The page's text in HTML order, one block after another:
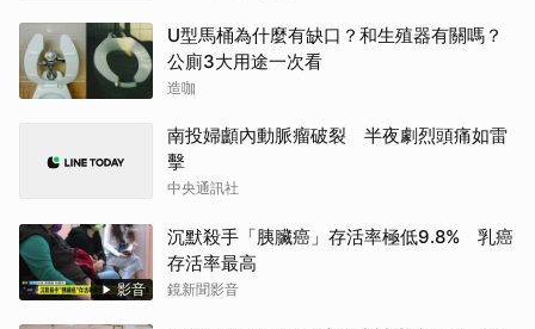
U型馬桶為什麼有缺口？和生殖器有關嗎？
公廁3大用途一次看
造咖
南投婦顱內動脈瘤破裂 半夜劇烈頭痛如雷
擊
中央通訊社
影音
沉默殺手「胰臟癌」存活率極低9.8% 乳癌
存活率最高
鏡新聞影音